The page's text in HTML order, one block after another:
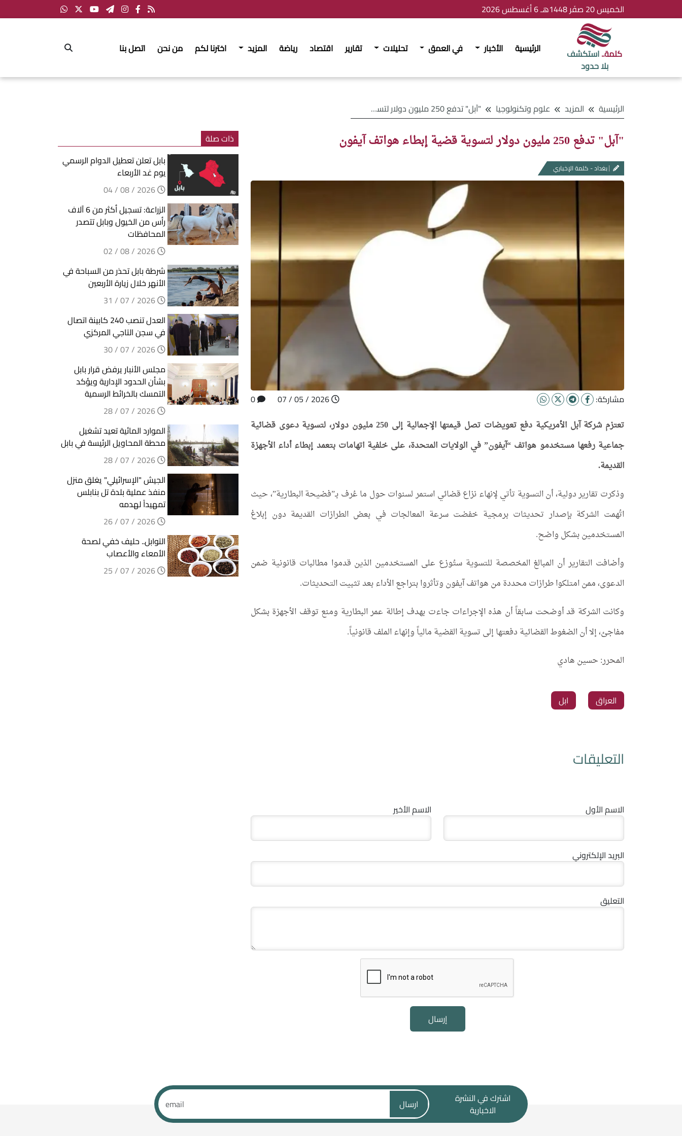
الخميس 20 صفَر 1448هـ 6 أغسطس 2026
كلمة..استكشف
بلا حدود
الرئيسية الأخبار في العمق تحليلات تقارير اقتصاد رياضة المزيد اخترنا لكم من نحن اتصل بنا
الرئيسية المزيد علوم وتكنولوجيا "آبل" تدفع 250 مليون دولار لتسوية قضية إبطاء هواتف آيفون
"آبل" تدفع 250 مليون دولار لتسوية قضية إبطاء هواتف آيفون
بغداد - كلمة الإخباري
مشاركة:
تعتزم شركة آبل الأمريكية دفع تعويضات تصل قيمتها الإجمالية إلى 250 مليون دولار، لتسوية دعوى قضائية
جماعية رفعها مستخدمو هواتف “آيفون” في الولايات المتحدة، على خلفية اتهامات بتعمد إبطاء أداء الأجهزة
القديمة.
وذكرت تقارير دولية، أن التسوية تأتي لإنهاء نزاع قضائي استمر لسنوات حول ما عُرف بـ”فضيحة البطارية”، حيث
اتُهمت الشركة بإصدار تحديثات برمجية خفضت سرعة المعالجات في بعض الطرازات القديمة دون إبلاغ
المستخدمين بشكل واضح.
وأضافت التقارير أن المبالغ المخصصة للتسوية ستُوزع على المستخدمين الذين قدموا مطالبات قانونية ضمن
الدعوى، ممن امتلكوا طرازات محددة من هواتف آيفون وتأثروا بتراجع الأداء بعد تثبيت التحديثات.
وكانت الشركة قد أوضحت سابقاً أن هذه الإجراءات جاءت بهدف إطالة عمر البطارية ومنع توقف الأجهزة بشكل
مفاجئ، إلا أن الضغوط القضائية دفعتها إلى تسوية القضية مالياً وإنهاء الملف قانونياً.
المحرر: حسين هادي
العراق ابل
التعليقات
الاسم الأول الاسم الأخير
البريد الإلكتروني
التعليق
إرسال
ذات صلة
بابل تعلن تعطيل الدوام الرسمي
يوم غد الأربعاء
الزراعة: تسجيل أكثر من 6 آلاف
رأس من الخيول وبابل تتصدر
المحافظات
شرطة بابل تحذر من السباحة في
الأنهر خلال زيارة الأربعين
العدل تنصب 240 كابينة اتصال
في سجن التاجي المركزي
مجلس الأنبار يرفض قرار بابل
بشأن الحدود الإدارية ويؤكد
التمسك بالخرائط الرسمية
الموارد المائية تعيد تشغيل
محطة المحاويل الرئيسة في بابل
الجيش "الإسرائيلي" يغلق منزل
منفذ عملية بلدة تل بنابلس
تمهيداً لهدمه
التوابل.. حليف خفي لصحة
الأمعاء والأعصاب
اشترك في النشرة
الاخبارية
ارسال